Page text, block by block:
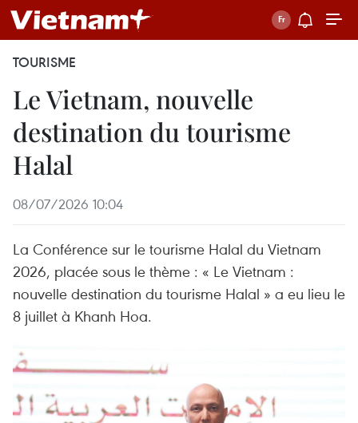
TOURISME
Le Vietnam, nouvelle
destination du tourisme
Halal
08/07/2026 10:04
La Conférence sur le tourisme Halal du Vietnam
2026, placée sous le thème : « Le Vietnam :
nouvelle destination du tourisme Halal » a eu lieu le
8 juillet à Khanh Hoa.